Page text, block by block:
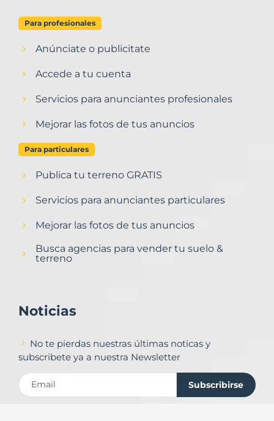
Para profesionales
Anúnciate o publicitate
Accede a tu cuenta
Servicios para anunciantes profesionales
Mejorar las fotos de tus anuncios
Para particulares
Publica tu terreno GRATIS
Servicios para anunciantes particulares
Mejorar las fotos de tus anuncios
Busca agencias para vender tu suelo &
terreno
Noticias
No te pierdas nuestras últimas noticas y
subscribete ya a nuestra Newsletter
Subscribirse